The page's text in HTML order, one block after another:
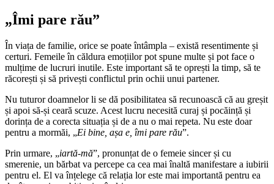
„Îmi pare rău”
În viața de familie, orice se poate întâmpla – există resentimente și
certuri. Femeile în căldura emoțiilor pot spune multe și pot face o
mulțime de lucruri inutile. Este important să te oprești la timp, să te
răcorești și să privești conflictul prin ochii unui partener.
Nu tuturor doamnelor li se dă posibilitatea să recunoască că au greșit
și apoi să-și ceară scuze. Acest lucru necesită curaj și pocăință și
dorința de a corecta situația și de a nu o mai repeta. Nu este doar
pentru a mormăi, „Ei bine, așa e, îmi pare rău”.
Prin urmare, „iartă-mă”, pronunțat de o femeie sincer și cu
smerenie, un bărbat va percepe ca cea mai înaltă manifestare a iubirii
pentru el. El va înțelege că relația lor este mai importantă pentru ea